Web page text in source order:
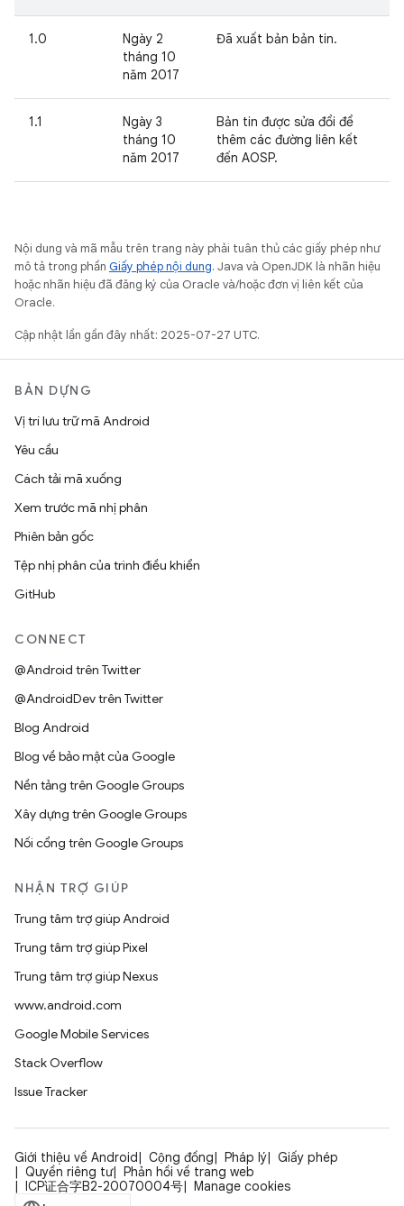
1.0
Ngày 2
tháng 10
năm 2017
Đã xuất bản bản tin.
1.1
Ngày 3
tháng 10
năm 2017
Bản tin được sửa đổi để
thêm các đường liên kết
đến AOSP.
Nội dung và mã mẫu trên trang này phải tuân thủ các giấy phép như
mô tả trong phần Giấy phép nội dung. Java và OpenJDK là nhãn hiệu
hoặc nhãn hiệu đã đăng ký của Oracle và/hoặc đơn vị liên kết của
Oracle.
Cập nhật lần gần đây nhất: 2025-07-27 UTC.
BẢN DỰNG
Vị trí lưu trữ mã Android
Yêu cầu
Cách tải mã xuống
Xem trước mã nhị phân
Phiên bản gốc
Tệp nhị phân của trình điều khiển
GitHub
CONNECT
@Android trên Twitter
@AndroidDev trên Twitter
Blog Android
Blog về bảo mật của Google
Nền tảng trên Google Groups
Xây dựng trên Google Groups
Nối cổng trên Google Groups
NHẬN TRỢ GIÚP
Trung tâm trợ giúp Android
Trung tâm trợ giúp Pixel
Trung tâm trợ giúp Nexus
www.android.com
Google Mobile Services
Stack Overflow
Issue Tracker
Giới thiệu về Android Cộng đồng Pháp lý
Giấy phép
Quyền riêng tư
Phản hồi về trang web
ICP证合字B2-20070004号
Manage cookies